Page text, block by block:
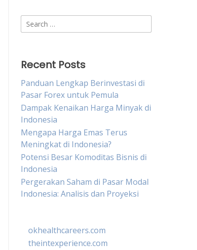
Search
for:
Recent Posts
Panduan Lengkap Berinvestasi di
Pasar Forex untuk Pemula
Dampak Kenaikan Harga Minyak di
Indonesia
Mengapa Harga Emas Terus
Meningkat di Indonesia?
Potensi Besar Komoditas Bisnis di
Indonesia
Pergerakan Saham di Pasar Modal
Indonesia: Analisis dan Proyeksi
okhealthcareers.com
theintexperience.com